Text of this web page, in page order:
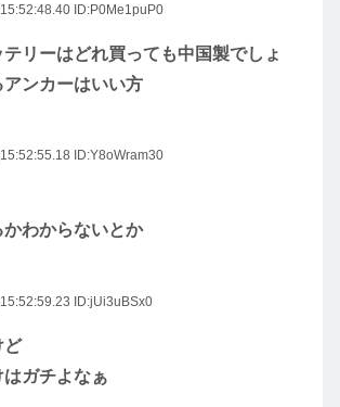
ID:P0Me1puP0
リーはどれ買っても中国製でしょ
アンカーはいい方
ID:Y8oWram30
わからないとか
ID:jUi3uBSx0
ど
ガチよなぁ